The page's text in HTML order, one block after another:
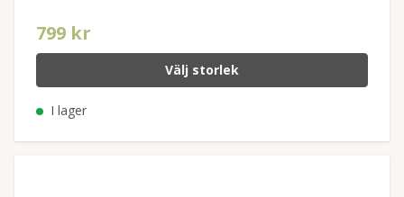
799 kr
Välj storlek
I lager